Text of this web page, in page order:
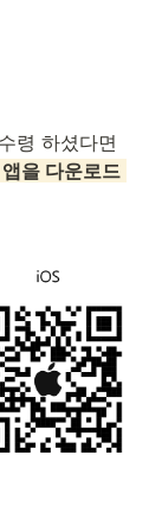
령 하셨다면
을 다운로드